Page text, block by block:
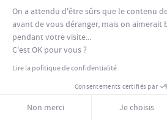
On a attendu d'être sûrs que le contenu
avant de vous déranger, mais on aimerait
pendant votre visite...
C'est OK pour vous ?
Lire la politique de confidentialité
Consentements certifiés par
Non merci Je choisis